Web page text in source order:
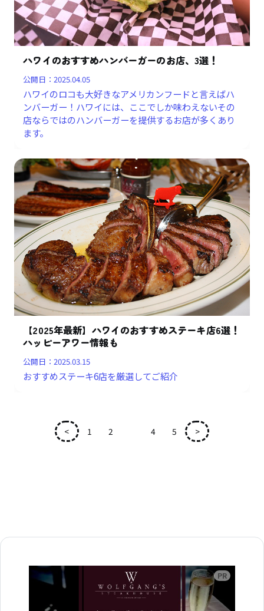
ハワイのおすすめハンバーガーのお店、3選！
公開日：2025.04.05
ハワイのロコも大好きなアメリカンフードと言えばハ
ンバーガー！ハワイには、ここでしか味わえないその
店ならではのハンバーガーを提供するお店が多くあり
ます。
【2025年最新】ハワイのおすすめステーキ店6選！
ハッピーアワー情報も
公開日：2025.03.15
おすすめステーキ6店を厳選してご紹介
< 1 2 4 5 >
広告